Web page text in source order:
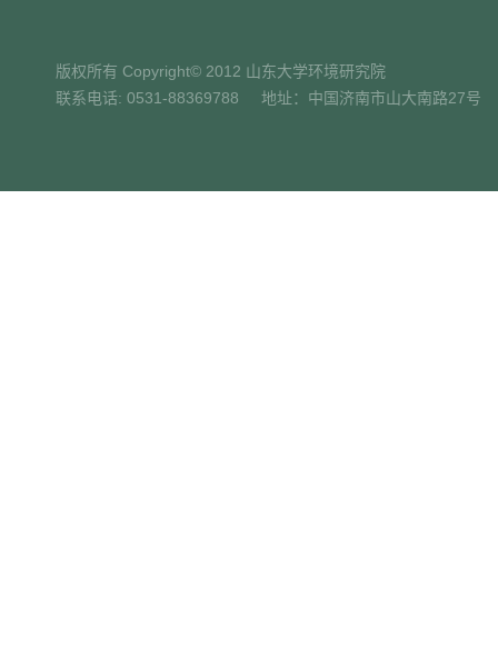
版权所有 Copyright© 2012 山东大学环境研究院
联系电话: 0531-88369788 地址：中国济南市山大南路27号